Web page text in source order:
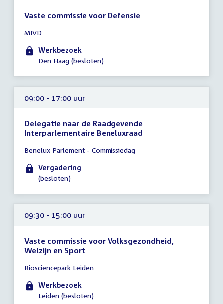
Vaste commissie voor Defensie
vergadering
09:00
-
uur
MIVD
Werkbezoek
Den Haag (besloten)
09:00 - 17:00 uur
Delegatie naar de Raadgevende
Interparlementaire Beneluxraad
vergadering
09:00
-
uur
Benelux Parlement - Commissiedag
Vergadering
(besloten)
09:30 - 15:00 uur
Vaste commissie voor Volksgezondheid,
Welzijn en Sport
vergadering
09:30
-
Biosciencepark Leiden
Werkbezoek
Leiden (besloten)